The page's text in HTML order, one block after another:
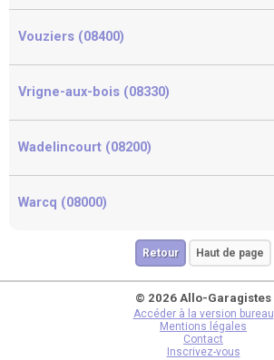
Vouziers (08400)
Vrigne-aux-bois (08330)
Wadelincourt (08200)
Warcq (08000)
Retour Haut de page
© 2026 Allo-Garagistes
Accéder à la version bureau
Mentions légales
Contact
Inscrivez-vous